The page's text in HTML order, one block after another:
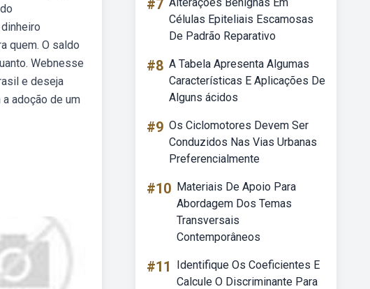
quem. O saldo
Webnesse
e deseja
adoção de um
#7
Células Epiteliais Escamosas
De Padrão Reparativo
#8 A Tabela Apresenta Algumas
Características E Aplicações De
Alguns ácidos
#9 Os Ciclomotores Devem Ser
Conduzidos Nas Vias Urbanas
Preferencialmente
#10 Materiais De Apoio Para
Abordagem Dos Temas
Transversais
Contemporâneos
#11
Identifique Os Coeficientes E
Calcule O Discriminante Para